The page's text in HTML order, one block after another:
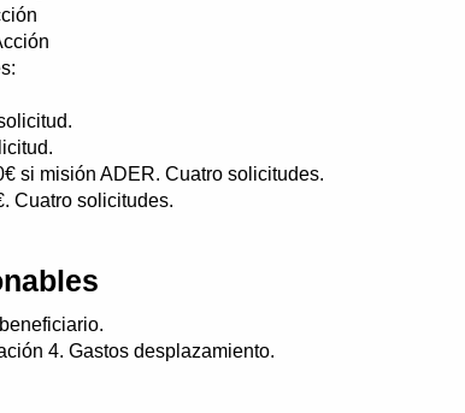
si misión ADER. Cuatro solicitudes.
Cuatro solicitudes.
4. Gastos desplazamiento.